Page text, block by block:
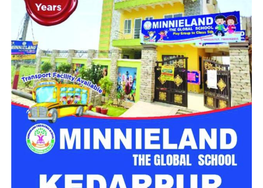
गांव’ विकसित करने की योजना तैयार की जा रही है। इस योजना का उद्देश्य
नारी निकेतन में रहने वाली महिलाओं और बच्चों को सुरक्षित माहौल के साथ-
साथ घर जैसा अपनापन और स्वतंत्रता देना है।
उत्तराखंड में बन रहा ‘आलंबन गांव’
महिला सशक्तिकरण एवं बाल विकास विभागके निदेशक आईएएस बंशीलाल
राणा के मुताबिक, नारी निकेतन में आने वाली कई महिलाएं और बच्चे खुद को
एक बंद संस्थान या जेल जैसी जगह पर महसूस करते हैं। यही वजह है कि
कई बार बच्चे वहां से निकलने या भागने की कोशिश तक करने लगते हैं।
इसी समस्या को ध्यान में रखते हुए विभाग अब ऐसा इंफ्रास्ट्रक्चर तैयार
करने की दिशा में काम कर रहा है, जहां रहने वाले लोगों को संस्थागत माहौल